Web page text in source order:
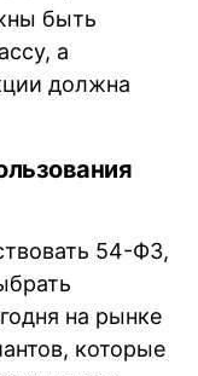
быть
а
должна
54-ФЗ,
на рынке
которые